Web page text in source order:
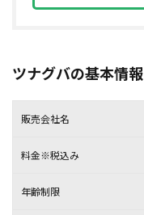
ツナグバの基本情報
販売会社名
料金※税込み
年齢制限